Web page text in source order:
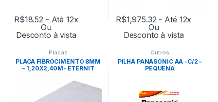
R$18.52 - Até 12x
Ou
Desconto à vista
R$1,975.32 - Até 12x
Ou
Desconto à vista
Placas
PLACA FIBROCIMENTO 8MM
– 1,20X2,40M- ETERNIT
Outros
PILHA PANASONIC AA -C/2 –
PEQUENA